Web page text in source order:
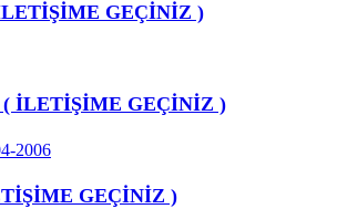
GEÇİNİZ )
İLETİŞİME GEÇİNİZ )
2006
GEÇİNİZ )